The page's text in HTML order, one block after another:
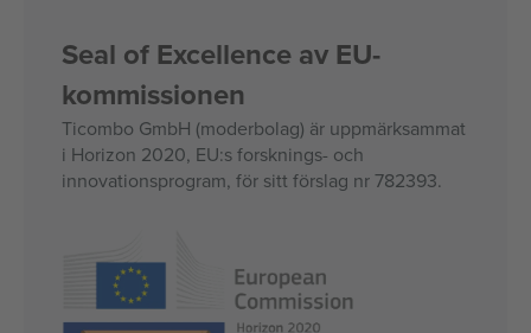
Seal of Excellence av EU-
kommissionen
Ticombo GmbH (moderbolag) är uppmärksammat
i Horizon 2020, EU:s forsknings- och
innovationsprogram, för sitt förslag nr 782393.